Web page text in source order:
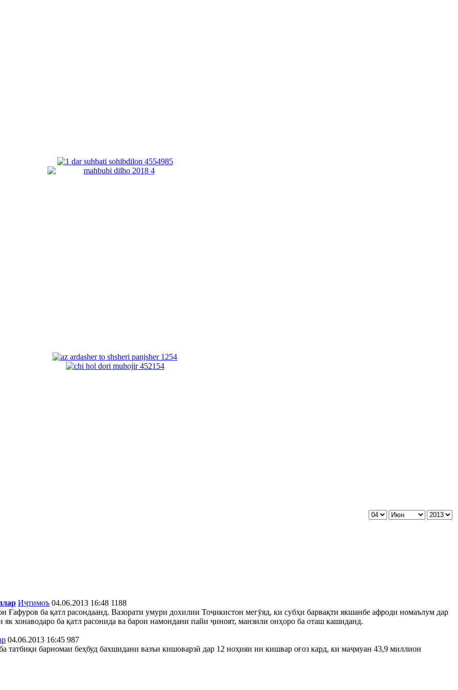
Иҷтимоъ 04.06.2013 16:48 1188
ба қатл расондаанд. Вазорати умури дохилии Тоҷикистон мегӯяд, ки субҳи барвақти якшанбе афроди номаълум дар
хонаводаро ба қатл расонида ва барои намондани пайи ҷиноят, манзили онҳоро ба оташ кашиданд.
04.06.2013 16:45 987
татбиқи барномаи беҳбуд бахшидани вазъи кишоварзӣ дар 12 ноҳияи ин кишвар оғоз кард, ки маҷмуан 43,9 миллион